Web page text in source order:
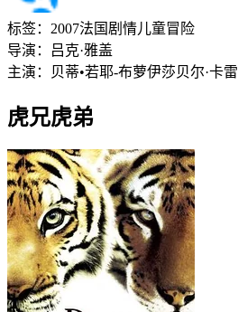
标签： 2007法国 剧情儿童冒险
导演：
吕克·雅盖
主演：
贝蒂•若耶-布萝伊莎贝尔·卡雷
虎兄虎弟